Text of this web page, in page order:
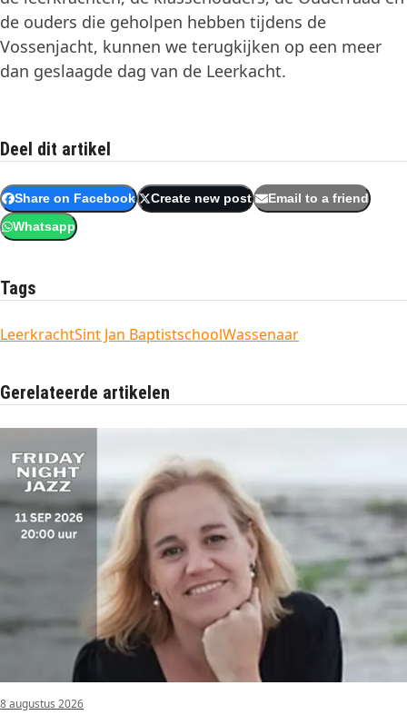
de ouders die geholpen hebben tijdens de
Vossenjacht, kunnen we terugkijken op een meer
dan geslaagde dag van de Leerkacht.
Deel dit artikel
Share on Facebook Create new post Email to a friend
Whatsapp
Tags
LeerkrachtSint Jan BaptistschoolWassenaar
Gerelateerde artikelen
8 augustus 2026